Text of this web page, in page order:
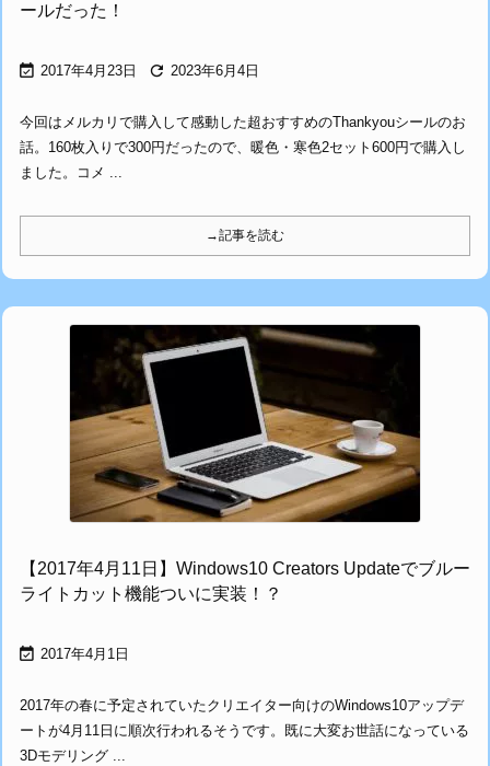
ールだった！
 2017年4月23日  2023年6月4日
今回はメルカリで購入して感動した超おすすめのThankyouシールのお
話。160枚入りで300円だったので、暖色・寒色2セット600円で購入し
ました。コメ ...
→記事を読む
【2017年4月11日】Windows10 Creators Updateでブルー
ライトカット機能ついに実装！？
 2017年4月1日
2017年の春に予定されていたクリエイター向けのWindows10アップデ
ートが4月11日に順次行われるそうです。既に大変お世話になっている
3Dモデリング ...